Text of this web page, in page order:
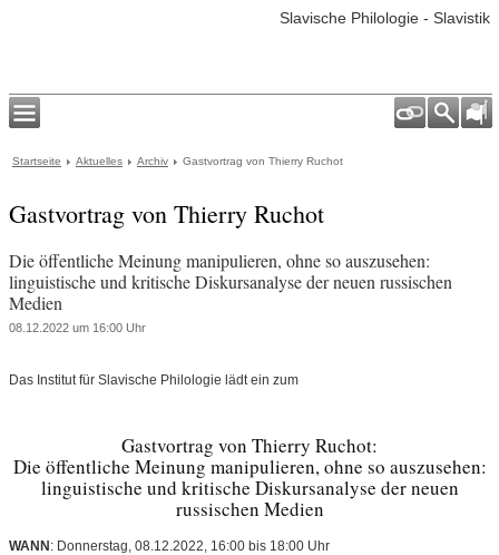
Slavische Philologie - Slavistik
Startseite Aktuelles Archiv Gastvortrag von Thierry Ruchot
Gastvortrag von Thierry Ruchot
Die öffentliche Meinung manipulieren, ohne so auszusehen:
linguistische und kritische Diskursanalyse der neuen russischen
Medien
08.12.2022 um 16:00 Uhr
Das Institut für Slavische Philologie lädt ein zum
Gastvortrag von Thierry Ruchot:
Die öffentliche Meinung manipulieren, ohne so auszusehen:
linguistische und kritische Diskursanalyse der neuen
russischen Medien
WANN : Donnerstag, 08.12.2022, 16:00 bis 18:00 Uhr